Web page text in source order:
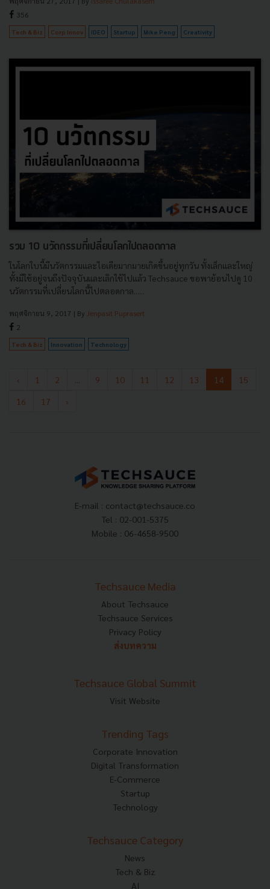
356
Tech & Biz Corp Innov IDEO Startup Mike Peng Creativity
รวม 10 นวัตกรรมที่เปลี่ยนโลกไปตลอดกาล
ในโลกใบนี้มีนวัตกรรมและไอเดียมากมายเกิดขึ้นอยู่ทุกวัน ทั้งเล็กและใหญ่
ทั้งมีใช้อยู่จนถึงปัจจุบันและเลิกใช้ไปแล้ว Techsauce ขอพาย้อนไปดู 10
นวัตกรรมที่เปลี่ยนโลกนี้ไปตลอดกาล......
พฤศจิกายน 9, 2017 | By Jenpasit Puprasert
2
Tech & Biz Innovation Technology
‹ 1 2 9 10 11 12 13 14
15
16
17 ›
E-mail : contact@techsauce.co
Tel : 02-001-5375
Mobile : 06-4658-9500
Techsauce Media
About Techsauce
Techsauce Services
Privacy Policy
ส่งบทความ
Techsauce Global Summit
Visit Website
Trending Tags
Corporate Innovation
Digital Transformation
E-Commerce
Startup
Technology
Techsauce Category
News
Tech & Biz
AI